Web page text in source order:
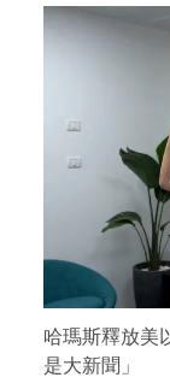
哈瑪斯釋放
是大新聞」